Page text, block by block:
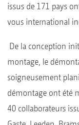
issus de 171 pays
vous international
De la conception
montage, le
soigneusement
démontage ont été
40 collaborateurs